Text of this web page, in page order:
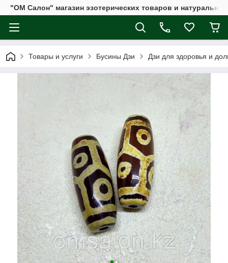
"ОМ Салон" магазин эзотерических товаров и
Товары и услуги Бусины Дзи Дзи для здоровья и